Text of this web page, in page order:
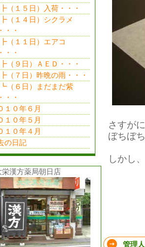
さすが
ぼちぼ
しかし
管理
１５日）入荷・・・
１４日）シクラメ
・・
１１日）エアコ
・・
９日）ＡＥＤ・・・
７日）昨晩の雨・・・
６日）まだまだ紫
・・
１０年６月
１０年５月
１０年４月
の日記
栄漢方薬局朝日店